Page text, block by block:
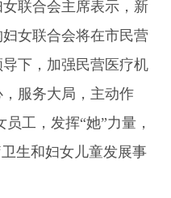
联合会主席表示，新
女联合会将在市民营
下，加强民营医疗机
服务大局，主动作
工，发挥“她”力量，
生和妇女儿童发展事